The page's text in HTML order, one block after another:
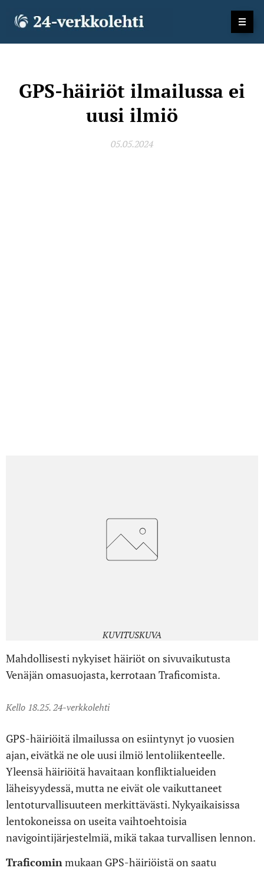
GPS-häiriöt ilmailussa ei
uusi ilmiö
05.05.2024
KUVITUSKUVA
Mahdollisesti nykyiset häiriöt on sivuvaikutusta
Venäjän omasuojasta, kerrotaan Traficomista.
Kello 18.25. 24-verkkolehti
GPS-häiriöitä ilmailussa on esiintynyt jo vuosien
ajan, eivätkä ne ole uusi ilmiö lentoliikenteelle.
Yleensä häiriöitä havaitaan konfliktialueiden
läheisyydessä, mutta ne eivät ole vaikuttaneet
lentoturvallisuuteen merkittävästi. Nykyaikaisissa
lentokoneissa on useita vaihtoehtoisia
navigointijärjestelmiä, mikä takaa turvallisen lennon.
Traficominmukaan GPS-häiriöistä on saatu